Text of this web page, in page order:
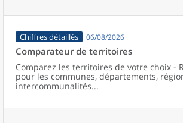
Chiffres détaillés 06/08/2026
Comparateur de territoires
Comparez les territoires de votre choix -
pour les communes, départements,
intercommunalités...